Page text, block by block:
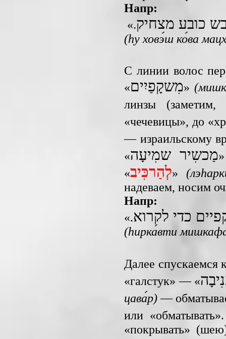
Напр:
«.כובע מצחיק
(hу ховэ́ш ко́ва
С линии волос
«מִשקָפַיִים»
линзы
«чечевицы», до
— израильскому
«מַכשִיר שמִיעָה
«לְהַרכִּיב»
надеваем, носим
Напр:
«.כדי לקרוא
(hирка́вти
Далее
«галстук» — «
цава́р)—
или
«покрывать»